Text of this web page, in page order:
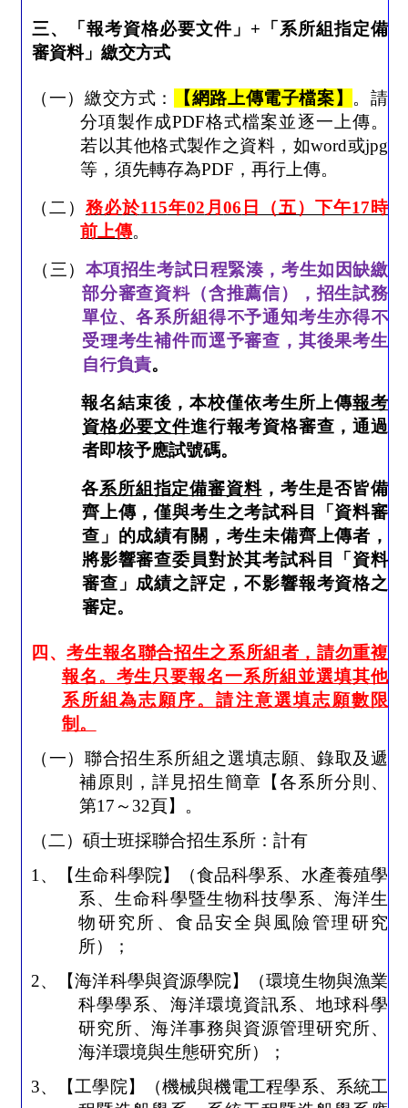
三、「報考資格必要文件」 + 「系所組指定備
審資料」繳交方式
（一）繳交方式： 【網路上傳電子檔案】 。請
分項製作成PDF格式檔案並逐一上傳。
若以其他格式製作之資料，如word或jpg
等，須先轉存為PDF ，再行上傳。
（二） 務必於115年02月06 日（五）下午17時
前上傳。
（三） 本項招生考試日程緊湊，考生如因缺繳
部分審查資料（含推薦信），招生試務
單位、各系所組得不予通知考生亦得不
受理考生補件而逕予審查，其後果考生
自行負責。
報名結束後，本校僅依考生所上傳報考
資格必要文件進行報考資格審查，通過
者即核予應試號碼。
各系所組指定備審資料，考生是否皆備
齊上傳，僅與考生之考試科目「資料審
查」的成績有關，考生未備齊上傳者，
將影響審查委員對於其考試科目「資料
審查」成績之評定，不影響報考資格之
審定。
四、考生報名聯合招生之系所組者，請勿重複
報名。考生只要報名一系所組並選填其他
系所組為志願序。請注意選填志願數限
制。
（一）聯合招生系所組之選填志願、錄取及遞
補原則，詳見招生簡章 【各系所分則、
第17 ～ 32頁】 。
（二）碩士班採聯合招生系所：計有
1、
【生命科學院】（食品科學系、水產養殖學
系、生命科學暨生物科技學系、海洋生
物研究所、食品安全與風險管理研究
所）
；
2、
【海洋科學與資源學院】（環境生物與漁業
科學學系、海洋環境資訊系、地球科學
研究所、海洋事務與資源管理研究所、
海洋環境與生態研究所）；
3、
【工學院】（機械與機電工程學系、系統工